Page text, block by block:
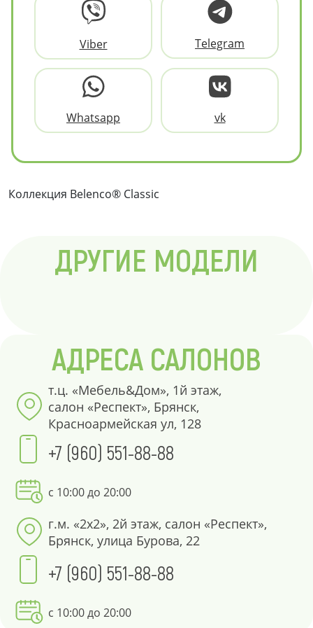
Viber Telegram
Whatsapp vk
Коллекция Belenco® Classic
ДРУГИЕ МОДЕЛИ
АДРЕСА САЛОНОВ
т.ц. «Мебель&Дом», 1й этаж,
салон «Респект», Брянск,
Красноармейская ул, 128
+7 (960) 551-88-88
с 10:00 до 20:00
г.м. «2х2», 2й этаж, салон «Респект»,
Брянск, улица Бурова, 22
+7 (960) 551-88-88
с 10:00 до 20:00